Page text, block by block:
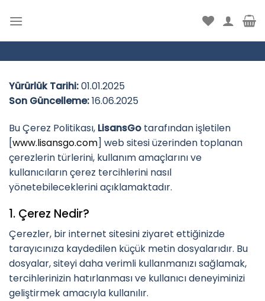
atla
Yürürlük Tarihi:01.01.2025
Son Güncelleme:16.06.2025
Bu Çerez Politikası, LisansGo tarafından işletilen
[www.lisansgo.com] web sitesi üzerinden toplanan
çerezlerin türlerini, kullanım amaçlarını ve
kullanıcıların çerez tercihlerini nasıl
yönetebileceklerini açıklamaktadır.
1. Çerez Nedir?
Çerezler, bir internet sitesini ziyaret ettiğinizde
tarayıcınıza kaydedilen küçük metin dosyalarıdır. Bu
dosyalar, siteyi daha verimli kullanmanızı sağlamak,
tercihlerinizin hatırlanması ve kullanıcı deneyiminizi
geliştirmek amacıyla kullanılır.